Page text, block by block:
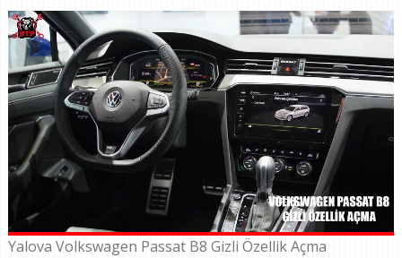
Yalova Volkswagen Passat B8 Gizli Özellik Açma